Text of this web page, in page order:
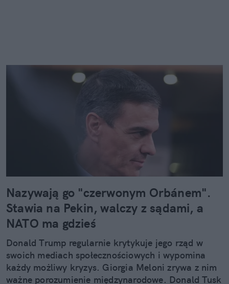
Nazywają go "czerwonym Orbánem".
Stawia na Pekin, walczy z sądami, a
NATO ma gdzieś
Donald Trump regularnie krytykuje jego rząd w
swoich mediach społecznościowych i wypomina
każdy możliwy kryzys. Giorgia Meloni zrywa z nim
ważne porozumienie międzynarodowe. Donald Tusk